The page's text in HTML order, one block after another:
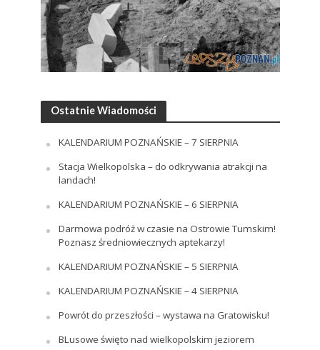
Ostatnie Wiadomości
KALENDARIUM POZNAŃSKIE – 7 SIERPNIA
Stacja Wielkopolska – do odkrywania atrakcji na
landach!
KALENDARIUM POZNAŃSKIE – 6 SIERPNIA
Darmowa podróż w czasie na Ostrowie Tumskim!
Poznasz średniowiecznych aptekarzy!
KALENDARIUM POZNAŃSKIE – 5 SIERPNIA
KALENDARIUM POZNAŃSKIE – 4 SIERPNIA
Powrót do przeszłości – wystawa na Gratowisku!
BLusowe święto nad wielkopolskim jeziorem